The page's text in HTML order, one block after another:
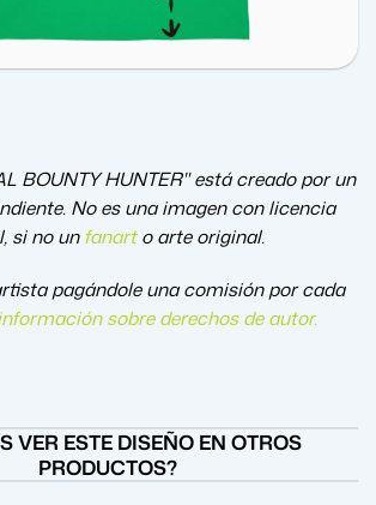
BOUNTY HUNTER" está creado por un
No es una imagen con licencia
si no unfanart o arte original.
pagándole una comisión por cada
sobre derechos de autor.
VER ESTE DISEÑO EN OTROS
PRODUCTOS?